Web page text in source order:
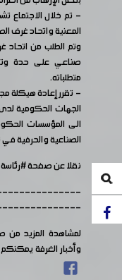
- تم خلال الاجتماع
المعنية واتحاد غرف
وتم الطلب من اتحاد
صناعي على حدة
متطلباته.
- تقرر إعادة هيكلة
الجهات الحكومية
الى المؤسسات
الصناعية والحرفية في
نقلا عن صفحة
لمشاهدة المزيد من
وأخبار الغرفة